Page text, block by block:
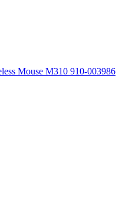
Mouse M310 910-003986